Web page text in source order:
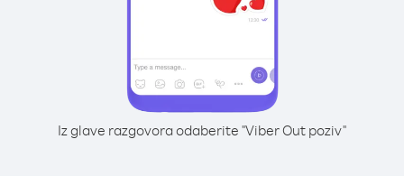
Iz glave razgovora odaberite "Viber Out poziv"